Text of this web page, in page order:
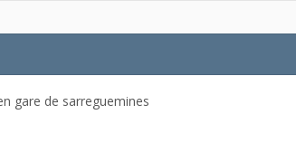
gare de sarreguemines